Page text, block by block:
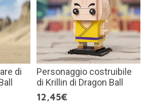
di
Personaggio costruibile
di Krillin di Dragon Ball
12,45€